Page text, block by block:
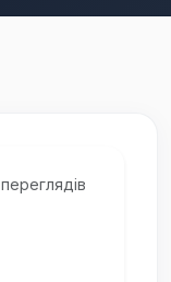
переглядів